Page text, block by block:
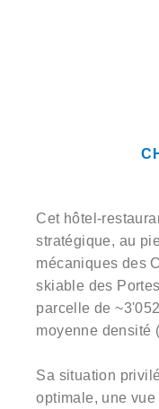
Cet hôtel-
stratégique, au
mécaniques des
skiable des
parcelle de
moyenne densité
Sa situation
optimale, une